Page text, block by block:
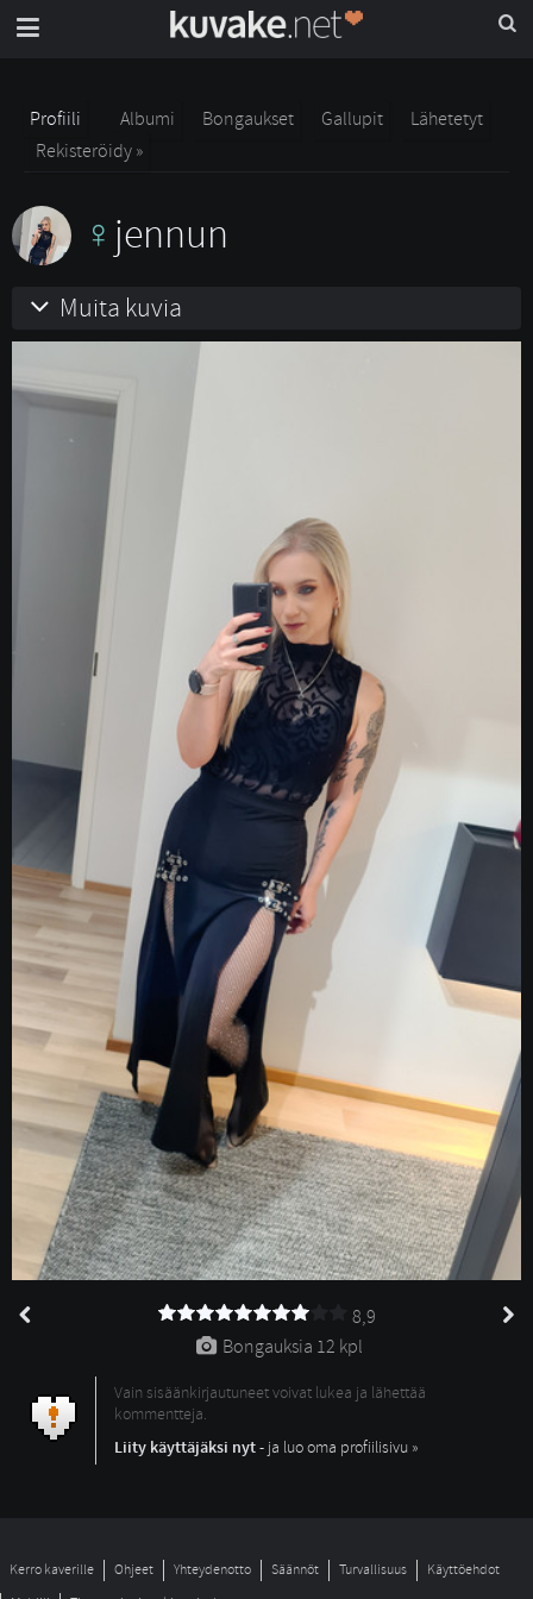
Profiili Albumi Bongaukset Gallupit
Lähetetyt
Rekisteröidy »
jennun
Muita kuvia
8,9
Bongauksia 12 kpl
Vain sisäänkirjautuneet voivat lukea ja lähettää
kommentteja.
Liity käyttäjäksi nyt- ja luo oma profiilisivu »
Kerro kaverille Ohjeet Yhteydenotto Säännöt Turvallisuus
Käyttöehdot